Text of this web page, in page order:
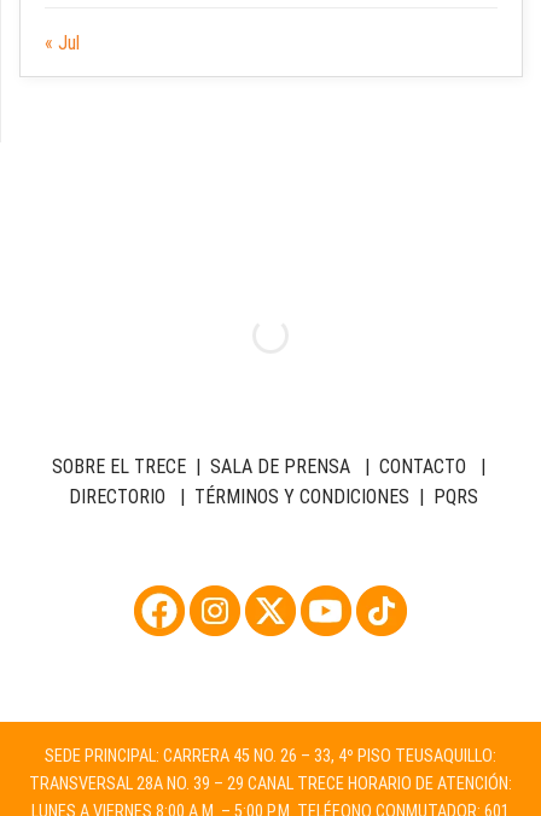
« Jul
SOBRE EL TRECE| SALA DE PRENSA| CONTACTO |
DIRECTORIO | TÉRMINOS Y CONDICIONES | PQRS
SEDE PRINCIPAL: CARRERA 45 NO. 26 – 33, 4º PISO TEUSAQUILLO:
TRANSVERSAL 28A NO. 39 – 29 CANAL TRECE HORARIO DE ATENCIÓN: